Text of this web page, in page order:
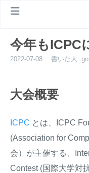
今年もICPC
2022-07-08 書いた人:
大会概要
ICPC とは、ICPC
(Association for
会）が主催する、
Contest (国際大学対